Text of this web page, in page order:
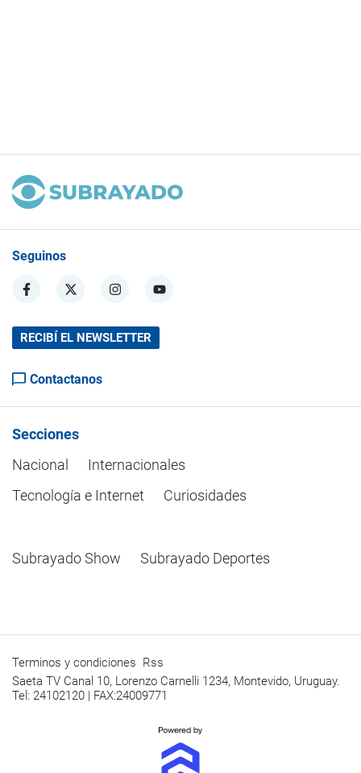
Seguinos
RECIBÍ EL NEWSLETTER
Contactanos
Secciones
Nacional
Internacionales
Tecnología e Internet
Curiosidades
Subrayado Show Subrayado Deportes
Terminos y condiciones Rss
Saeta TV Canal 10, Lorenzo Carnelli 1234, Montevido, Uruguay.
Tel: 24102120 | FAX:24009771